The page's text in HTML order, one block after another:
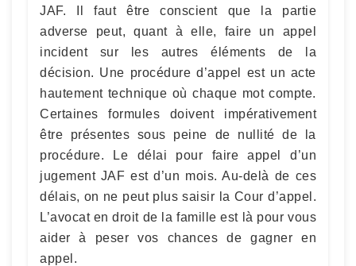
JAF. Il faut être conscient que la partie
adverse peut, quant à elle, faire un appel
incident sur les autres éléments de la
décision. Une procédure d’appel est un acte
hautement technique où chaque mot compte.
Certaines formules doivent impérativement
être présentes sous peine de nullité de la
procédure. Le délai pour faire appel d’un
jugement JAF est d’un mois. Au-delà de ces
délais, on ne peut plus saisir la Cour d’appel.
L’avocat en droit de la famille est là pour vous
aider à peser vos chances de gagner en
appel.